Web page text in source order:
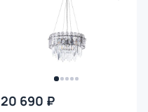
20 690 ₽